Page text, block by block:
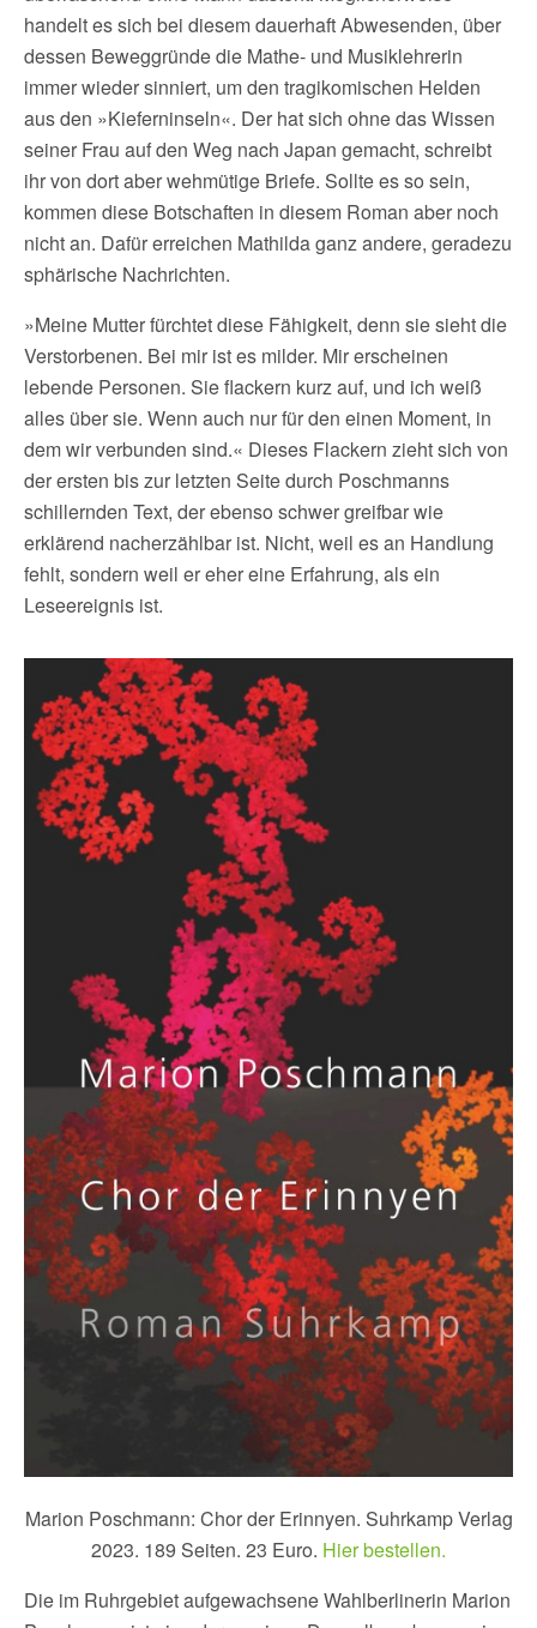
handelt es sich bei diesem dauerhaft Abwesenden, über
dessen Beweggründe die Mathe- und Musiklehrerin
immer wieder sinniert, um den tragikomischen Helden
aus den »Kieferninseln«. Der hat sich ohne das Wissen
seiner Frau auf den Weg nach Japan gemacht, schreibt
ihr von dort aber wehmütige Briefe. Sollte es so sein,
kommen diese Botschaften in diesem Roman aber noch
nicht an. Dafür erreichen Mathilda ganz andere, geradezu
sphärische Nachrichten.
»Meine Mutter fürchtet diese Fähigkeit, denn sie sieht die
Verstorbenen. Bei mir ist es milder. Mir erscheinen
lebende Personen. Sie flackern kurz auf, und ich weiß
alles über sie. Wenn auch nur für den einen Moment, in
dem wir verbunden sind.« Dieses Flackern zieht sich von
der ersten bis zur letzten Seite durch Poschmanns
schillernden Text, der ebenso schwer greifbar wie
erklärend nacherzählbar ist. Nicht, weil es an Handlung
fehlt, sondern weil er eher eine Erfahrung, als ein
Leseereignis ist.
Marion Poschmann: Chor der Erinnyen. Suhrkamp Verlag
2023. 189 Seiten. 23 Euro. Hier bestellen.
Die im Ruhrgebiet aufgewachsene Wahlberlinerin Marion